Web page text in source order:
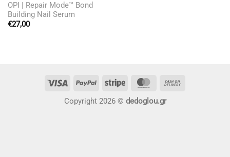
OPI | Repair Mode™ Bond
Building Nail Serum
€27,00
Visa PayPal Stripe MasterCard
Copyright 2026 © dedoglou.gr